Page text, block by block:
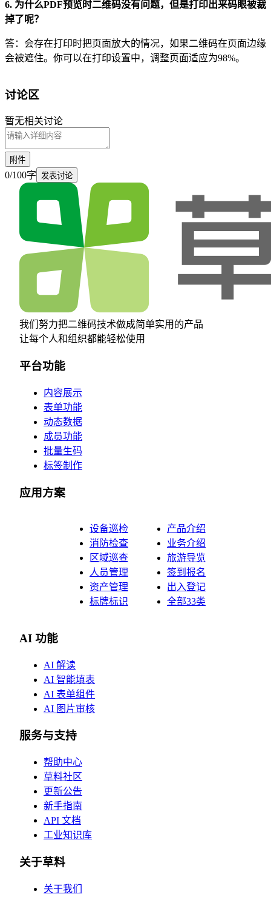
6. 为什么PDF预览时二维码没有问题，但是打印出来码眼被裁
掉了呢？
答：会存在打印时把页面放大的情况，如果二维码在页面边缘
会被遮住。你可以在打印设置中，调整页面适应为98%。
讨论区
暂无相关讨论
附件
0/100字 发表讨论
我们努力把二维码技术做成简单实用的产品
让每个人和组织都能轻松使用
平台功能
内容展示
表单功能
动态数据
成员功能
批量生码
标签制作
应用方案
设备巡检
消防检查
区域巡查
人员管理
资产管理
标牌标识
产品介绍
业务介绍
旅游导览
签到报名
出入登记
全部33类
AI 功能
AI 解读
AI 智能填表
AI 表单组件
AI 图片审核
服务与支持
帮助中心
草料社区
更新公告
新手指南
API 文档
工业知识库
关于草料
关于我们